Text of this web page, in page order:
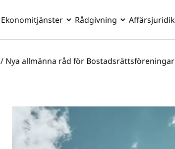
Ekonomitjänster Rådgivning Affärsjuridik
/ Nya allmänna råd för Bostadsrättsföreningar